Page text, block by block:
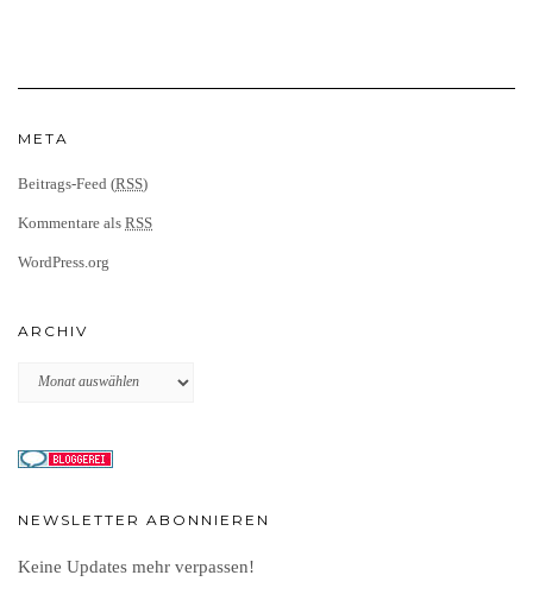
META
Beitrags-Feed (RSS)
Kommentare als RSS
WordPress.org
ARCHIV
Archiv
NEWSLETTER ABONNIEREN
Keine Updates mehr verpassen!